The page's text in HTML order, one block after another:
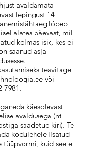
avaldamata
lepingust 14
lõpeb
alates päevast, mil
kolmas isik, kes ei
saanud asja
teavitage
või
7981.
käesolevast
avaldusega (nt
saadetud kiri). Te
kodulehele lisatud
tüüpvormi, kuid see ei